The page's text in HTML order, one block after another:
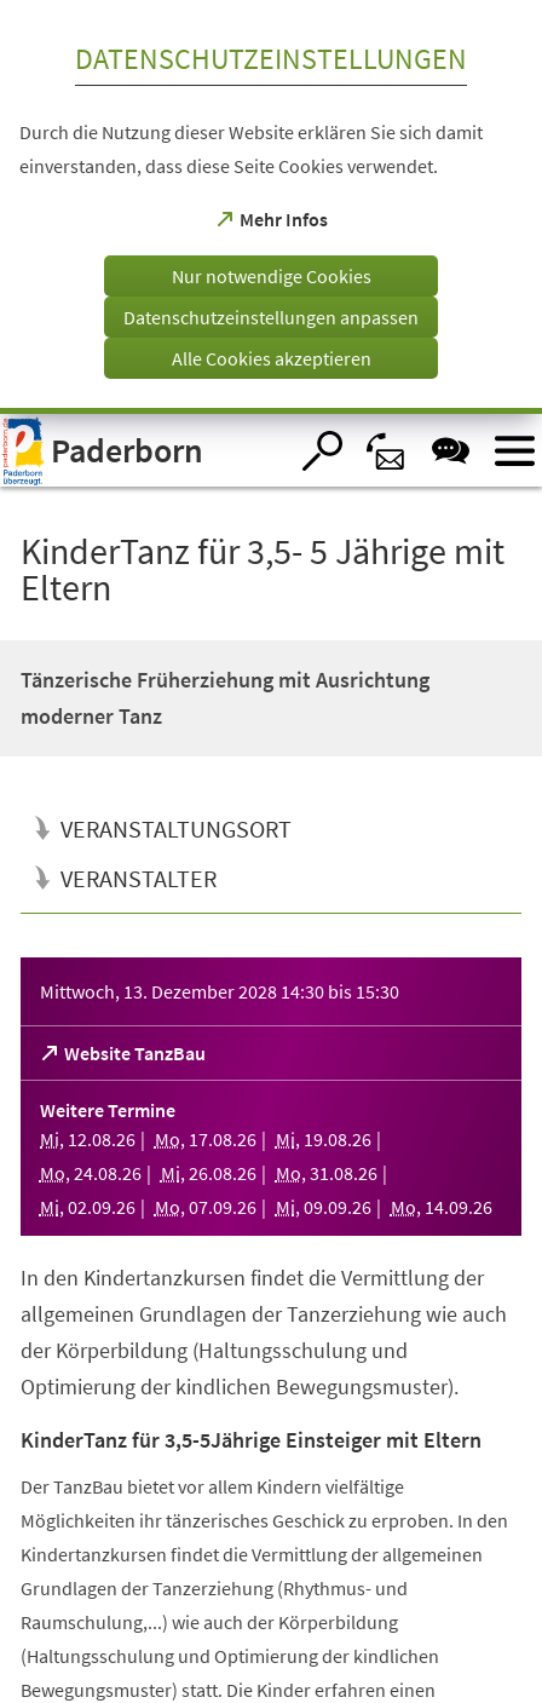
Visuelle
Assistenzsoftware
öffnen.
DATENSCHUTZEINSTELLUNGEN
Durch die Nutzung dieser Website erklären Sie sich damit
einverstanden, dass diese Seite Cookies verwendet.
Mehr Infos
(Öffnet
einem
Tab)
Nur notwendige Cookies
Datenschutzeinstellungen anpassen
Alle Cookies akzeptieren
Paderborn
KinderTanz für 3,5- 5 Jährige mit
Eltern
Tänzerische Früherziehung mit Ausrichtung
moderner Tanz
VERANSTALTUNGSORT
VERANSTALTER
Mittwoch, 13. Dezember 2028 14:30 bis 15:30
Website TanzBau
(Öffnet
in
einem
neuen
Tab)
Weitere Termine
Mi, 12.08.26 Mo, 17.08.26 Mi, 19.08.26
Mo, 24.08.26 Mi, 26.08.26 Mo, 31 .08.26
Mi, 02.09.26 Mo, 07.09.26 Mi, 09.09.26 Mo, 14.09.26
In den Kindertanzkursen findet die Vermittlung der
allgemeinen Grundlagen der Tanzerziehung wie auch
der Körperbildung (Haltungsschulung und
Optimierung der kindlichen Bewegungsmuster).
KinderTanz für 3,5-5Jährige Einsteiger mit Eltern
Der TanzBau bietet vor allem Kindern vielfältige
Möglichkeiten ihr tänzerisches Geschick zu erproben. In den
Kindertanzkursen findet die Vermittlung der allgemeinen
Grundlagen der Tanzerziehung (Rhythmus- und
Raumschulung,...) wie auch der Körperbildung
(Haltungsschulung und Optimierung der kindlichen
Bewegungsmuster) statt. Die Kinder erfahren einen